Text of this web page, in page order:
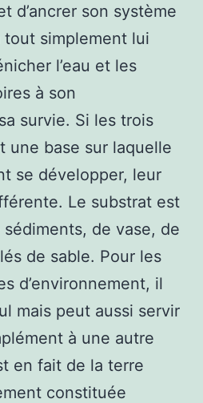
d’ancrer son système
simplement lui
l’eau et les
à son
survie. Si les trois
une base sur laquelle
se développer, leur
Le substrat est
de vase, de
de sable. Pour les
d’environnement, il
mais peut aussi servir
à une autre
en fait de la terre
constituée